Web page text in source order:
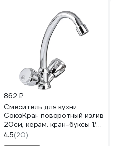
862 ₽
Смеситель для кухни
СоюзКран поворотный излив
20см, керам. кран-буксы 1/2,
хром, SK01-T215 566-010
4.5(20)